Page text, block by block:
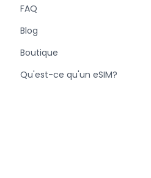
FAQ
Blog
Boutique
Qu'est-ce qu'un eSIM?